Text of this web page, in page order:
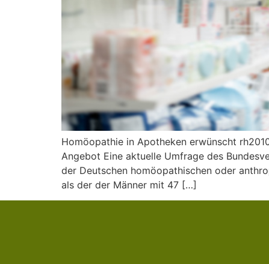
Homöopathie in Apotheken erwünscht
Angebot Eine aktuelle Umfrage des
der Deutschen homöopathischen oder
als der der Männer mit 47 […]